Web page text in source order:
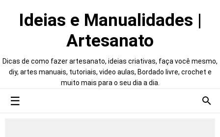
Ideias e Manualidades |
Artesanato
Dicas de como fazer artesanato, ideias criativas, faça você mesmo,
diy, artes manuais, tutoriais, video aulas, Bordado livre, crochet e
muito mais para o seu dia a dia.